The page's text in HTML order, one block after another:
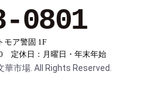
定休日：月曜日・年末年始
モア警固 1F
0801
華市場. All Rights Reserved.